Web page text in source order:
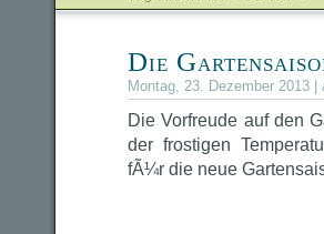
Die
Montag, 23. Dezember 2013 |
Die Vorfreude auf den
der frostigen
fÃ¼r die neue